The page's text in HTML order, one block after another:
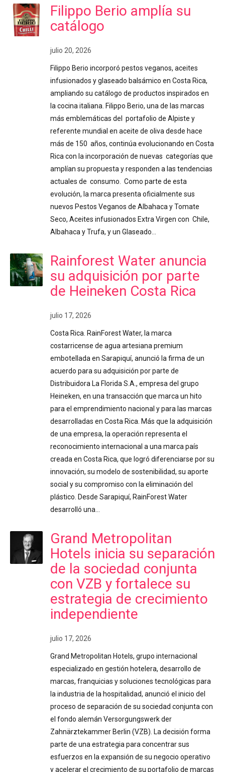
Filippo Berio amplía su
catálogo
julio 20, 2026
Filippo Berio incorporó pestos veganos, aceites
infusionados y glaseado balsámico en Costa Rica,
ampliando su catálogo de productos inspirados en
la cocina italiana. Filippo Berio, una de las marcas
más emblemáticas del portafolio de Alpiste y
referente mundial en aceite de oliva desde hace
más de 150 años, continúa evolucionando en Costa
Rica con la incorporación de nuevas categorías que
amplían su propuesta y responden a las tendencias
actuales de consumo. Como parte de esta
evolución, la marca presenta oficialmente sus
nuevos Pestos Veganos de Albahaca y Tomate
Seco, Aceites infusionados Extra Virgen con Chile,
Albahaca y Trufa, y un Glaseado…
Rainforest Water anuncia
su adquisición por parte
de Heineken Costa Rica
julio 17, 2026
Costa Rica. RainForest Water, la marca
costarricense de agua artesiana premium
embotellada en Sarapiquí, anunció la firma de un
acuerdo para su adquisición por parte de
Distribuidora La Florida S.A., empresa del grupo
Heineken, en una transacción que marca un hito
para el emprendimiento nacional y para las marcas
desarrolladas en Costa Rica. Más que la adquisición
de una empresa, la operación representa el
reconocimiento internacional a una marca país
creada en Costa Rica, que logró diferenciarse por su
innovación, su modelo de sostenibilidad, su aporte
social y su compromiso con la eliminación del
plástico. Desde Sarapiquí, RainForest Water
desarrolló una…
Grand Metropolitan
Hotels inicia su separación
de la sociedad conjunta
con VZB y fortalece su
estrategia de crecimiento
independiente
julio 17, 2026
Grand Metropolitan Hotels, grupo internacional
especializado en gestión hotelera, desarrollo de
marcas, franquicias y soluciones tecnológicas para
la industria de la hospitalidad, anunció el inicio del
proceso de separación de su sociedad conjunta con
el fondo alemán Versorgungswerk der
Zahnärztekammer Berlin (VZB). La decisión forma
parte de una estrategia para concentrar sus
esfuerzos en la expansión de su negocio operativo
y acelerar el crecimiento de su portafolio de marcas